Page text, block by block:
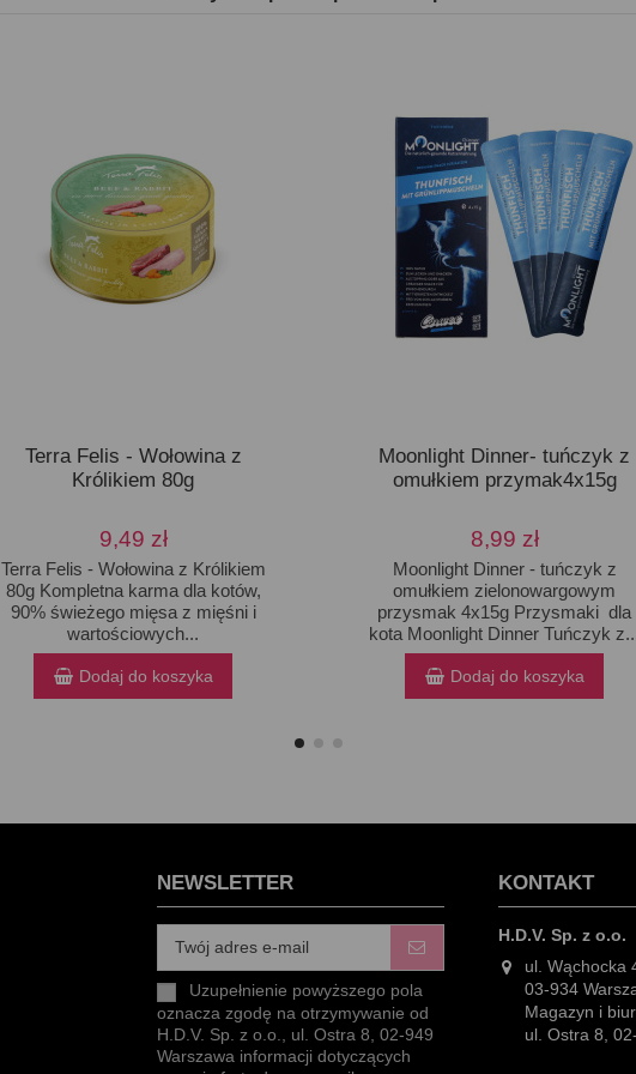
Terra Felis - Wołowina z
Królikiem 80g
9,49 zł
Terra Felis - Wołowina z Królikiem
80g Kompletna karma dla kotów,
90% świeżego mięsa z mięśni i
wartościowych...
Dodaj do koszyka
Moonlight Dinner- tuńczyk z
omułkiem przymak4x15g
8,99 zł
Moonlight Dinner - tuńczyk z
omułkiem zielonowargowym
przysmak 4x15g Przysmaki dla
kota Moonlight Dinner Tuńczyk
Dodaj do koszyka
NEWSLETTER
Uzupełnienie powyższego pola
oznacza zgodę na otrzymywanie od
H.D.V. Sp. z o.o., ul. Ostra 8, 02-949
Warszawa informacji dotyczących
KONTAKT
H.D.V. Sp. z o.o.
ul. Wąchocka
03-934
Magazyn i
ul. Ostra 8,